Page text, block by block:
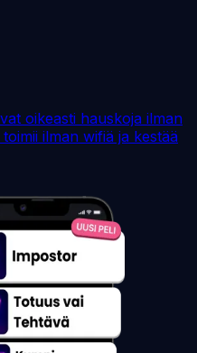
oikeasti hauskoja ilman
ilman wifiä ja kestää